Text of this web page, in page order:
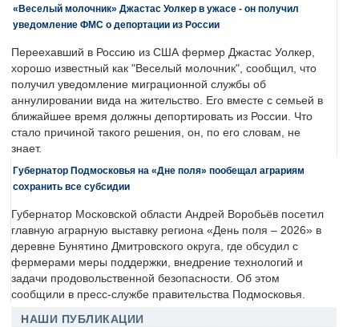
«Веселый молочник» Джастас Уолкер в ужасе - он получил
уведомление ФМС о депортации из России
Переехавший в Россию из США фермер Джастас Уолкер,
хорошо известный как "Веселый молочник", сообщил, что
получил уведомление миграционной службы об
аннулировании вида на жительство. Его вместе с семьей в
ближайшее время должны депортировать из России. Что
стало причиной такого решения, он, по его словам, не
знает.
Губернатор Подмосковья на «Дне поля» пообещал аграриям
сохранить все субсидии
Губернатор Московской области Андрей Воробьёв посетил
главную аграрную выставку региона «День поля – 2026» в
деревне Бунятино Дмитровского округа, где обсудил с
фермерами меры поддержки, внедрение технологий и
задачи продовольственной безопасности. Об этом
сообщили в пресс-службе правительства Подмосковья.
НАШИ ПУБЛИКАЦИИ